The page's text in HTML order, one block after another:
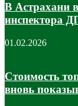
В Астрахани
инспектора
01.02.2026
Стоимость
вновь